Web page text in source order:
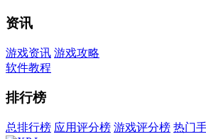
资讯
游戏资讯 游戏攻略
软件教程
排行榜
总排行榜 应用评分榜 游戏评分榜 热门